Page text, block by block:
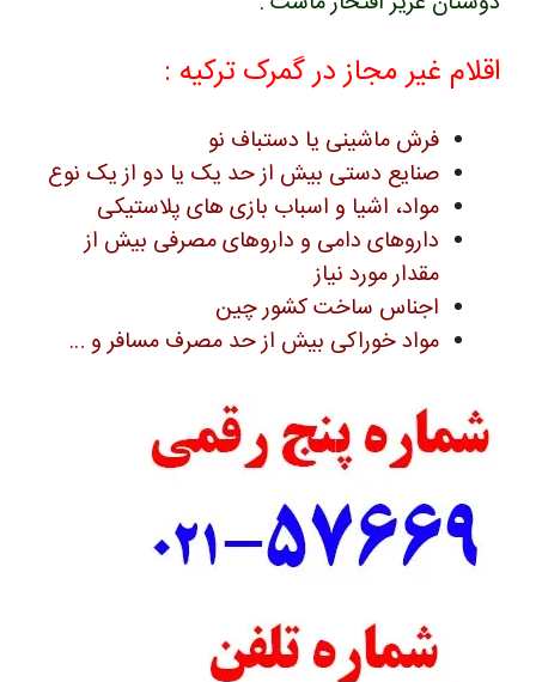
اقلام غیر مجاز در گمرک ترکیه :
فرش ماشینی یا دستباف نو
صنایع دستی بیش از حد یک یا دو از یک نوع
مواد، اشیا و اسباب بازی های پلاستیکی
داروهای دامی و داروهای مصرفی بیش از
مقدار مورد نیاز
اجناس ساخت کشور چین
مواد خوراکی بیش از حد مصرف مسافر و …